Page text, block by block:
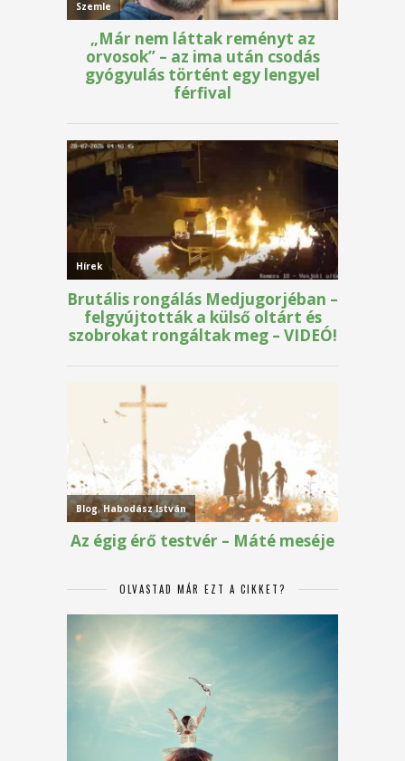
OLVASTAD MÁR EZT A CIKKET?